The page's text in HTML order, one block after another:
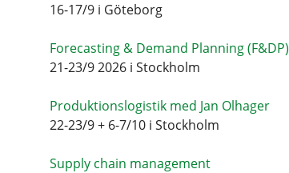
16-17/9 i Göteborg
Forecasting & Demand Planning (F&DP)
21-23/9 2026 i Stockholm
Produktionslogistik med Jan Olhager
22-23/9 + 6-7/10 i Stockholm
Supply chain management